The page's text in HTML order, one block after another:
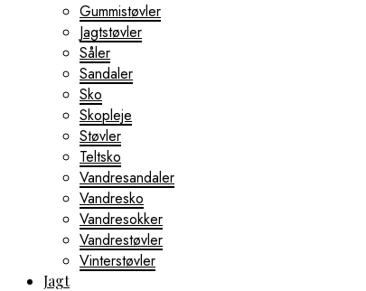
Gummistøvler
Jagtstøvler
Såler
Sandaler
Sko
Skopleje
Støvler
Teltsko
Vandresandaler
Vandresko
Vandresokker
Vandrestøvler
Vinterstøvler
Jagt